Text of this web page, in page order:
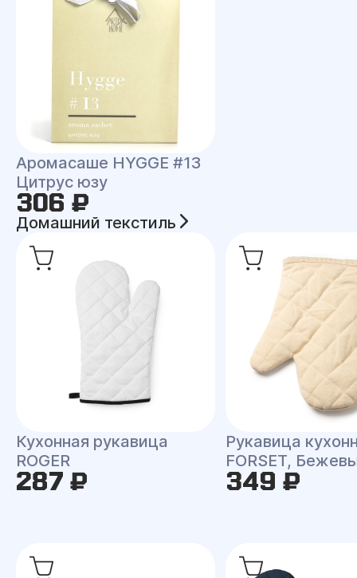
Аромасаше HYGGE #13
Цитрус юзу
306 ₽
Домашний текстиль
Кухонная рукавица
ROGER
287 ₽
Рукавица
FORSET,
349 ₽